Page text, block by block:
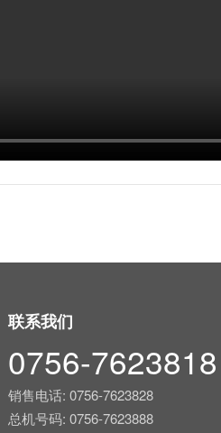
联系我们
0756-7623818
销售电话: 0756-7623828
总机号码: 0756-7623888